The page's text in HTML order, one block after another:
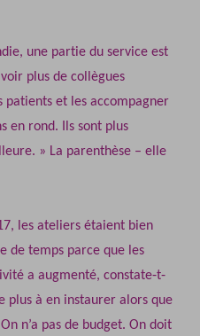
une partie du service est
plus de collègues
patients et les accompagner
en rond. Ils sont plus
» La parenthèse – elle
les ateliers étaient bien
de temps parce que les
a augmenté, constate‐t‐
plus à en instaurer alors que
n’a pas de budget. On doit